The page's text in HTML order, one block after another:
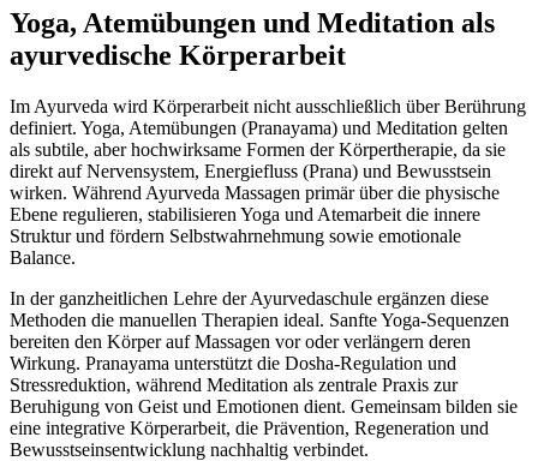
Yoga, Atemübungen und Meditation als
ayurvedische Körperarbeit
Im Ayurveda wird Körperarbeit nicht ausschließlich über Berührung
definiert. Yoga, Atemübungen (Pranayama) und Meditation gelten
als subtile, aber hochwirksame Formen der Körpertherapie, da sie
direkt auf Nervensystem, Energiefluss (Prana) und Bewusstsein
wirken. Während Ayurveda Massagen primär über die physische
Ebene regulieren, stabilisieren Yoga und Atemarbeit die innere
Struktur und fördern Selbstwahrnehmung sowie emotionale
Balance.
In der ganzheitlichen Lehre der Ayurvedaschule ergänzen diese
Methoden die manuellen Therapien ideal. Sanfte Yoga-Sequenzen
bereiten den Körper auf Massagen vor oder verlängern deren
Wirkung. Pranayama unterstützt die Dosha-Regulation und
Stressreduktion, während Meditation als zentrale Praxis zur
Beruhigung von Geist und Emotionen dient. Gemeinsam bilden sie
eine integrative Körperarbeit, die Prävention, Regeneration und
Bewusstseinsentwicklung nachhaltig verbindet.